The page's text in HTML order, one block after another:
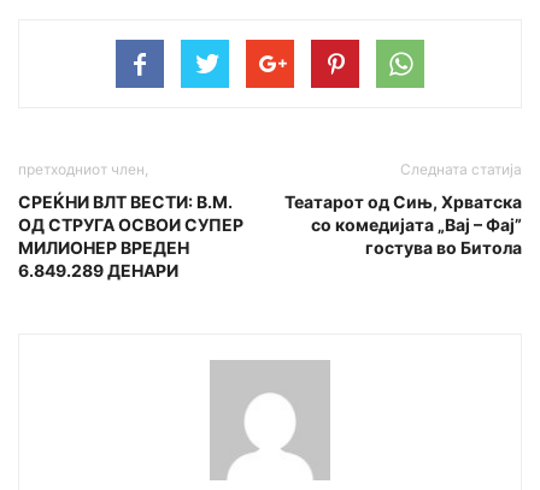
претходниот член,
СРЕЌНИ ВЛТ ВЕСТИ: В.М.
ОД СТРУГА ОСВОИ СУПЕР
МИЛИОНЕР ВРЕДЕН
6.849.289 ДЕНАРИ
Следната статија
Театарот од Сињ, Хрватска
со комедијата „Вај – Фај”
гостува во Битола